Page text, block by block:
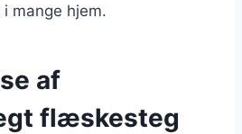
mange hjem.
af
flæskesteg